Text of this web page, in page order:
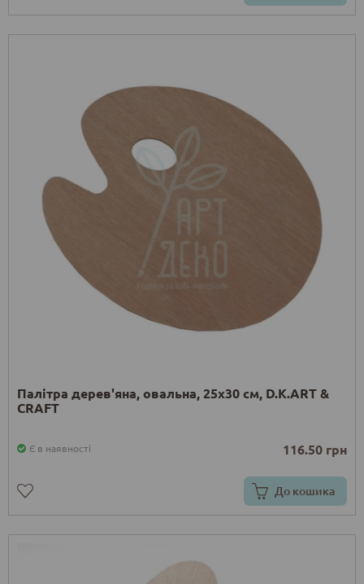
Палітра дерев'яна, овальна, 25х30 см, D.K.ART &
CRAFT
Є в наявності 116.50 грн
До кошика